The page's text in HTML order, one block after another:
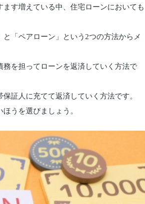
す増えている中、住宅ローンにおいても
「ペアローン」という2つの方法からメ
を担ってローンを返済していく方法で
証人に充てて返済していく方法です。
うを選びましょう。